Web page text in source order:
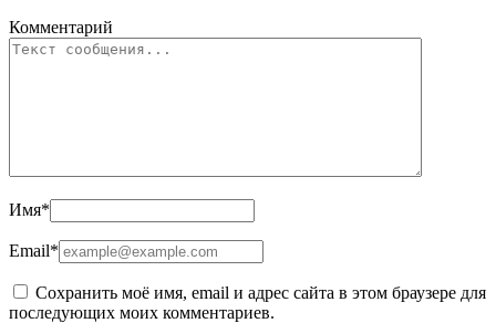
Комментарий
Имя*
Email*
Сохранить моё имя, email и адрес сайта в этом браузере для
последующих моих комментариев.